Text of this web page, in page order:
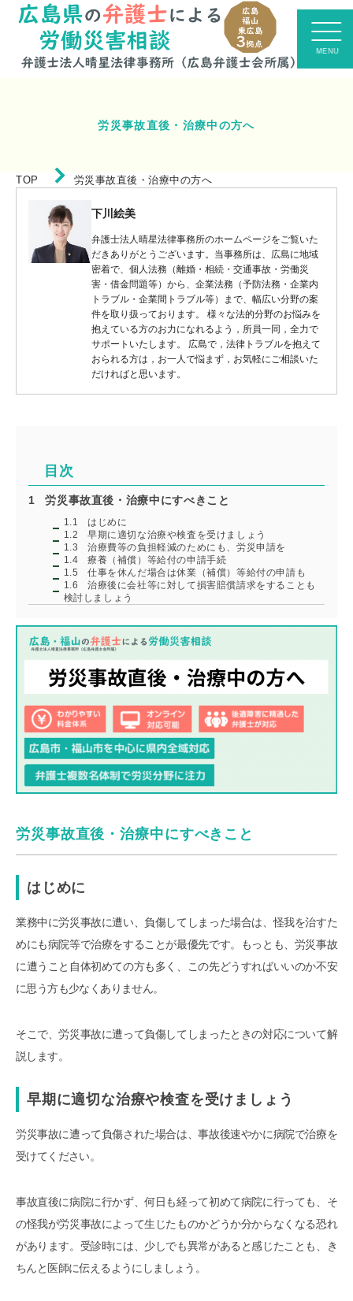
労災事故直後・治療中の方へ
TOP 労災事故直後・治療中の方へ
下川絵美
弁護士法人晴星法律事務所のホームページをご覧いた
だきありがとうございます。当事務所は、広島に地域
密着で、個人法務（離婚・相続・交通事故・労働災
害・借金問題等）から、企業法務（予防法務・企業内
トラブル・企業間トラブル等）まで、幅広い分野の案
件を取り扱っております。 様々な法的分野のお悩みを
抱えている方のお力になれるよう，所員一同，全力で
サポートいたします。 広島で，法律トラブルを抱えて
おられる方は，お一人で悩まず，お気軽にご相談いた
だければと思います。
目次
1 労災事故直後・治療中にすべきこと
1.1
はじめに
1.2
早期に適切な治療や検査を受けましょう
1.3
治療費等の負担軽減のためにも、労災申請を
1.4
療養（補償）等給付の申請手続
1.5
仕事を休んだ場合は休業（補償）等給付の申請も
1.6
治療後に会社等に対して損害賠償請求をすることも
検討しましょう
労災事故直後・治療中にすべきこと
はじめに
業務中に労災事故に遭い、負傷してしまった場合は、怪我を治すた
めにも病院等で治療をすることが最優先です。もっとも、労災事故
に遭うこと自体初めての方も多く、この先どうすればいいのか不安
に思う方も少なくありません。
そこで、労災事故に遭って負傷してしまったときの対応について解
説します。
早期に適切な治療や検査を受けましょう
労災事故に遭って負傷された場合は、事故後速やかに病院で治療を
受けてください。
事故直後に病院に行かず、何日も経って初めて病院に行っても、そ
の怪我が労災事故によって生じたものかどうか分からなくなる恐れ
があります。受診時には、少しでも異常があると感じたことも、き
ちんと医師に伝えるようにしましょう。